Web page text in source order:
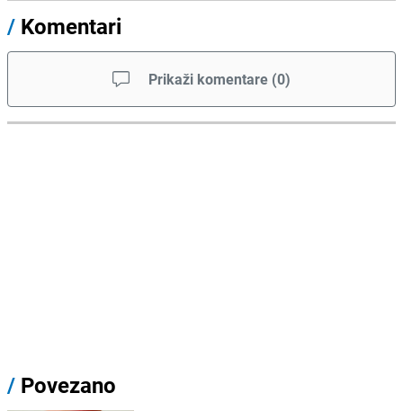
/ Komentari
Prikaži komentare (0)
/ Povezano